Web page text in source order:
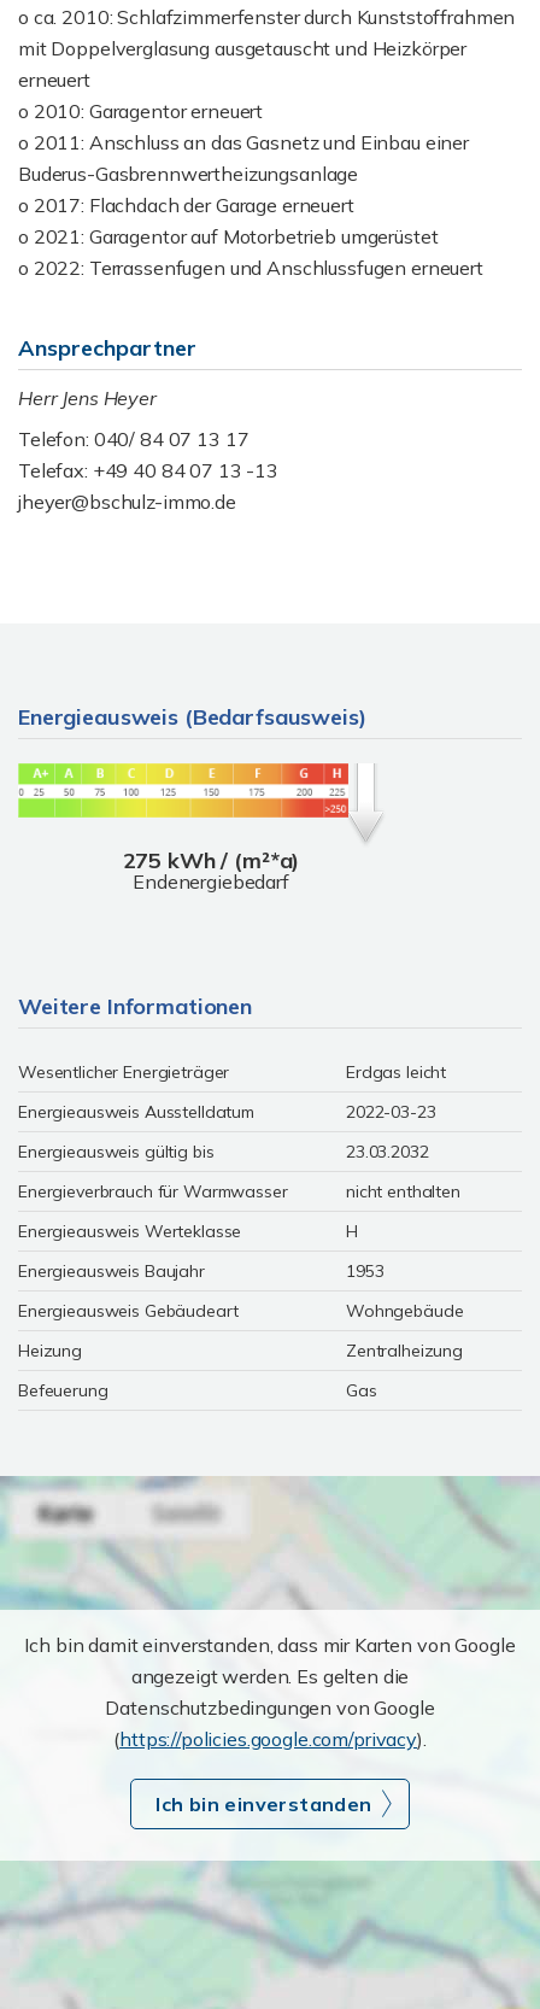
o ca. 2010: Schlafzimmerfenster durch Kunststoffrahmen
mit Doppelverglasung ausgetauscht und Heizkörper
erneuert
o 2010: Garagentor erneuert
o 2011: Anschluss an das Gasnetz und Einbau einer
Buderus-Gasbrennwertheizungsanlage
o 2017: Flachdach der Garage erneuert
o 2021: Garagentor auf Motorbetrieb umgerüstet
o 2022: Terrassenfugen und Anschlussfugen erneuert
Ansprechpartner
Herr Jens Heyer
Telefon: 040/ 84 07 13 17
Telefax: +49 40 84 07 13 -13
jheyer@bschulz-immo.de
Energieausweis (Bedarfsausweis)
275 kWh / (m²*a)
Endenergiebedarf
Weitere Informationen
Wesentlicher Energieträger
Erdgas leicht
Energieausweis Ausstelldatum
2022-03-23
Energieausweis gültig bis
23.03.2032
Energieverbrauch für Warmwasser
nicht enthalten
Energieausweis Werteklasse
H
Energieausweis Baujahr
1953
Energieausweis Gebäudeart
Wohngebäude
Heizung
Zentralheizung
Befeuerung
Gas
Ich bin damit einverstanden, dass mir Karten von Google
angezeigt werden. Es gelten die
Datenschutzbedingungen von Google
(https://policies.google.com/privacy).
Ich bin einverstanden